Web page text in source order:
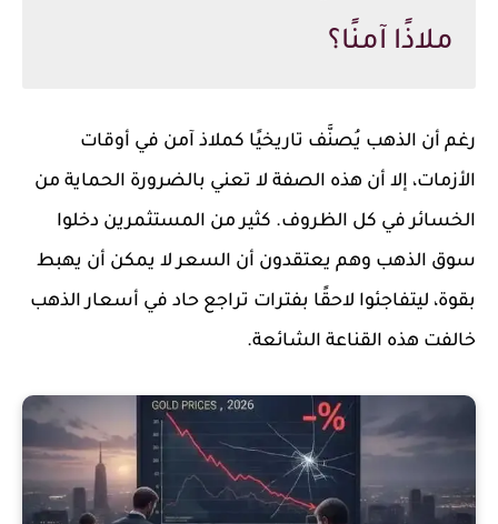
ملاذًا آمنًا؟
رغم أن الذهب يُصنَّف تاريخيًا كملاذ آمن في أوقات
الأزمات، إلا أن هذه الصفة لا تعني بالضرورة الحماية من
الخسائر في كل الظروف. كثير من المستثمرين دخلوا
سوق الذهب وهم يعتقدون أن السعر لا يمكن أن يهبط
بقوة، ليتفاجئوا لاحقًا بفترات تراجع حاد في أسعار الذهب
خالفت هذه القناعة الشائعة.